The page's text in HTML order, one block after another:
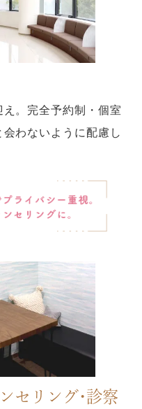
。完全予約制・個室
わないように配慮し
セリング・診察